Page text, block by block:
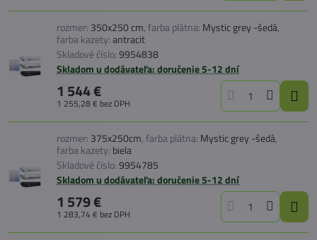
rozmer: 350x250 cm,farba plátna: Mystic grey -šedá,
farba kazety:antracit
Skladové číslo:9954838
Skladom u dodávateľa: doručenie 5-12 dní
1 544 €
1 255,28 € bez DPH
rozmer: 375x250cm,farba plátna: Mystic grey -šedá,
farba kazety: biela
Skladové číslo:9954785
Skladom u dodávateľa: doručenie 5-12 dní
1 579 €
1 283,74 € bez DPH